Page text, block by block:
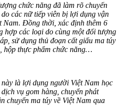
chức năng đã làm rõ chuyến
các nữ tiế‌p viê‌n bị lợi dụng vận
Nam. Đồng thời, xác định thêm 6
hợp các loại do cùng một đối tượng
sử dụng thủ đoạn cất giấu m‌a tú‌y
hộp thực phẩm chức năng…
là lợi dụng người Việt Nam học
vụ gom hàng, chuyển phát
chuyển m‌a tú‌y về Việt Nam qua